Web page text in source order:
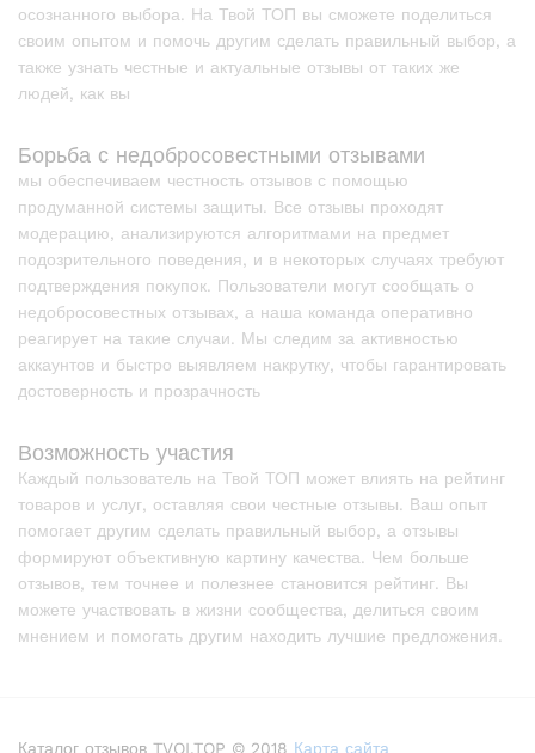
осознанного выбора. На Твой ТОП вы сможете поделиться
своим опытом и помочь другим сделать правильный выбор, а
также узнать честные и актуальные отзывы от таких же
людей, как вы
Борьба с недобросовестными отзывами
мы обеспечиваем честность отзывов с помощью
продуманной системы защиты. Все отзывы проходят
модерацию, анализируются алгоритмами на предмет
подозрительного поведения, и в некоторых случаях требуют
подтверждения покупок. Пользователи могут сообщать о
недобросовестных отзывах, а наша команда оперативно
реагирует на такие случаи. Мы следим за активностью
аккаунтов и быстро выявляем накрутку, чтобы гарантировать
достоверность и прозрачность
Возможность участия
Каждый пользователь на Твой ТОП может влиять на рейтинг
товаров и услуг, оставляя свои честные отзывы. Ваш опыт
помогает другим сделать правильный выбор, а отзывы
формируют объективную картину качества. Чем больше
отзывов, тем точнее и полезнее становится рейтинг. Вы
можете участвовать в жизни сообщества, делиться своим
мнением и помогать другим находить лучшие предложения.
Каталог отзывов TVOI.TOP © 2018 Карта сайта